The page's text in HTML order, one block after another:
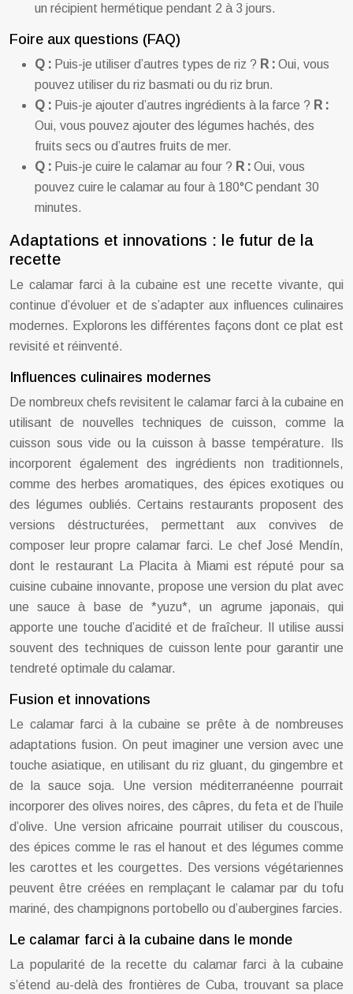
un récipient hermétique pendant 2 à 3 jours.
Foire aux questions (FAQ)
Q : Puis-je utiliser d’autres types de riz ? R : Oui, vous
pouvez utiliser du riz basmati ou du riz brun.
Q : Puis-je ajouter d’autres ingrédients à la farce ? R :
Oui, vous pouvez ajouter des légumes hachés, des
fruits secs ou d’autres fruits de mer.
Q : Puis-je cuire le calamar au four ? R : Oui, vous
pouvez cuire le calamar au four à 180°C pendant 30
minutes.
Adaptations et innovations : le futur de la
recette
Le calamar farci à la cubaine est une recette vivante, qui
continue d’évoluer et de s’adapter aux influences culinaires
modernes. Explorons les différentes façons dont ce plat est
revisité et réinventé.
Influences culinaires modernes
De nombreux chefs revisitent le calamar farci à la cubaine en
utilisant de nouvelles techniques de cuisson, comme la
cuisson sous vide ou la cuisson à basse température. Ils
incorporent également des ingrédients non traditionnels,
comme des herbes aromatiques, des épices exotiques ou
des légumes oubliés. Certains restaurants proposent des
versions déstructurées, permettant aux convives de
composer leur propre calamar farci. Le chef José Mendín,
dont le restaurant La Placita à Miami est réputé pour sa
cuisine cubaine innovante, propose une version du plat avec
une sauce à base de *yuzu*, un agrume japonais, qui
apporte une touche d’acidité et de fraîcheur. Il utilise aussi
souvent des techniques de cuisson lente pour garantir une
tendreté optimale du calamar.
Fusion et innovations
Le calamar farci à la cubaine se prête à de nombreuses
adaptations fusion. On peut imaginer une version avec une
touche asiatique, en utilisant du riz gluant, du gingembre et
de la sauce soja. Une version méditerranéenne pourrait
incorporer des olives noires, des câpres, du feta et de l’huile
d’olive. Une version africaine pourrait utiliser du couscous,
des épices comme le ras el hanout et des légumes comme
les carottes et les courgettes. Des versions végétariennes
peuvent être créées en remplaçant le calamar par du tofu
mariné, des champignons portobello ou d’aubergines farcies.
Le calamar farci à la cubaine dans le monde
La popularité de la recette du calamar farci à la cubaine
s’étend au-delà des frontières de Cuba, trouvant sa place